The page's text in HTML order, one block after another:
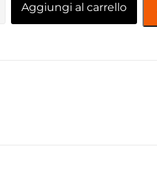
Aggiungi al carrello